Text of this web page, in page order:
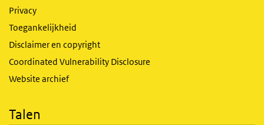
Privacy
Toegankelijkheid
Disclaimer en copyright
Coordinated Vulnerability Disclosure
Website archief
Talen